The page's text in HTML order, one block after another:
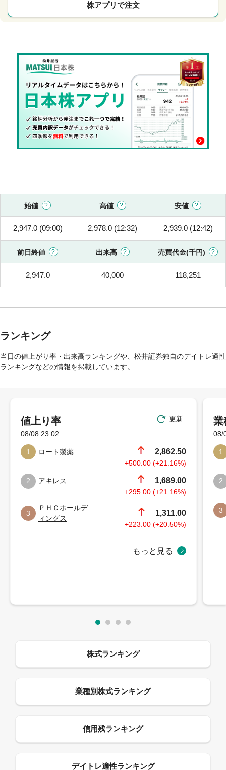
株アプリで注文
始値 高値 安値
2,947.0 (09:00) 2,978.0 (12:32) 2,939.0 (12:42)
前日終値 出来高 売買代金(千円)
2,947.0 40,000 118,251
ランキング
当日の値上がり率・出来高ランキングや、松井証券独自のデイトレ適性
ランキングなどの情報を掲載しています。